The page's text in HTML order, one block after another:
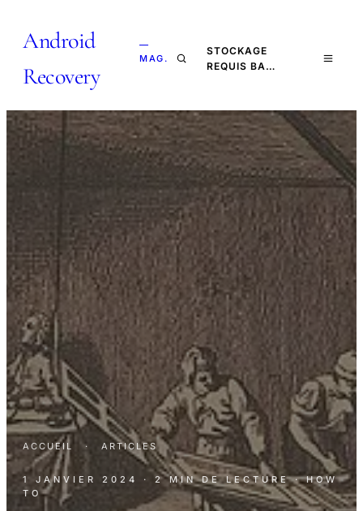
Android
Recovery
—
MAG.
STOCKAGE
REQUIS BA…
ACCUEIL · ARTICLES
1 JANVIER 2024 · 2 MIN DE LECTURE · HOW
TO